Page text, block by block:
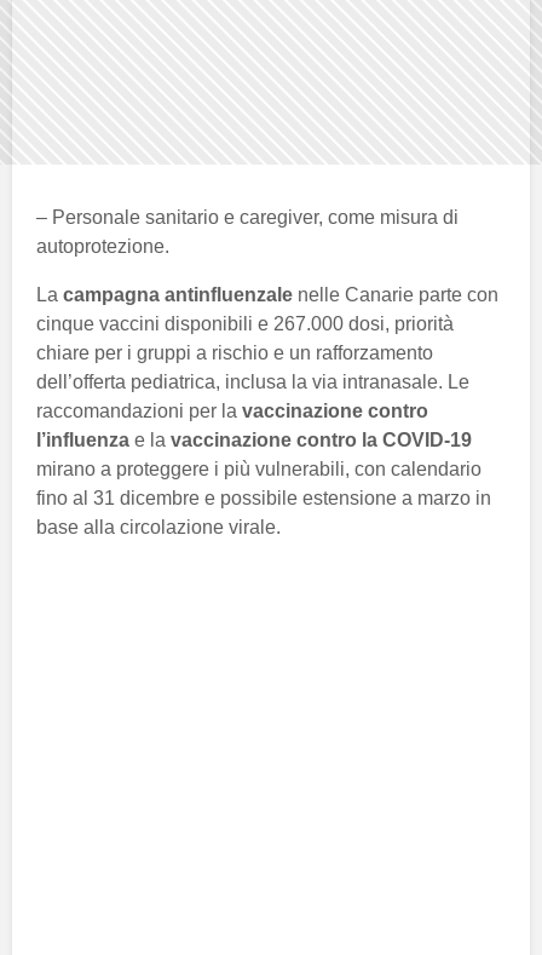
– Personale sanitario e caregiver, come misura di
autoprotezione.
La campagna antinfluenzale nelle Canarie parte con
cinque vaccini disponibili e 267.000 dosi, priorità
chiare per i gruppi a rischio e un rafforzamento
dell’offerta pediatrica, inclusa la via intranasale. Le
raccomandazioni per la vaccinazione contro
l’influenza e la vaccinazione contro la COVID-19
mirano a proteggere i più vulnerabili, con calendario
fino al 31 dicembre e possibile estensione a marzo in
base alla circolazione virale.